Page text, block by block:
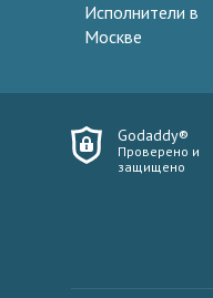
Исполнители в
Москве
Godaddy®
Проверено и
защищено